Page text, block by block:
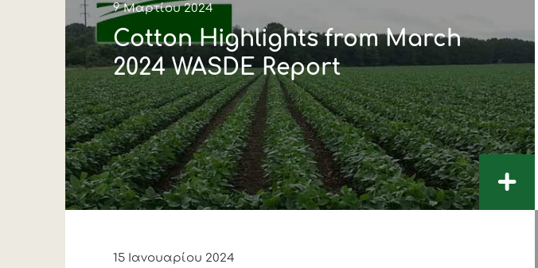
9 Μαρτίου 2024
Cotton Highlights from March
2024 WASDE Report
+
15 Ιανουαρίου 2024